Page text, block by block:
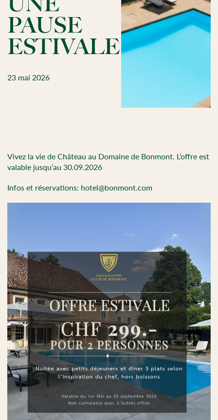
PAUSE
ESTIVALE
23 mai 2026
Vivez la vie de Château au Domaine de Bonmont. L’offre est
valable jusqu’au 30.09.2026
Infos et réservations: hotel@bonmont.com